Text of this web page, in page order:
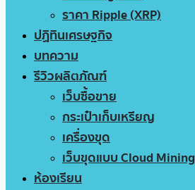
ราคา Ripple (XRP)
ปฏิทินเศรษฐกิจ
บทความ
รีวิวผลิตภัณฑ์
เว็บซื้อขาย
กระเป๋าเก็บเหรียญ
เครื่องขุด
เว็บขุดแบบ Cloud Mining
ห้องเรียน